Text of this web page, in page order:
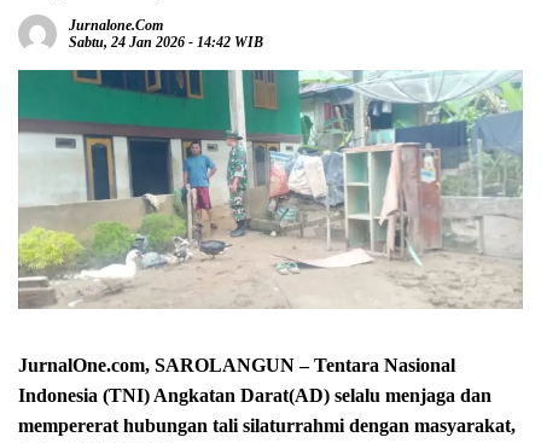
Jurnalone.com
Sabtu, 24 Jan 2026 - 14:42 WIB
JurnalOne.com, SAROLANGUN – Tentara Nasional
Indonesia (TNI) Angkatan Darat(AD) selalu menjaga dan
mempererat hubungan tali silaturrahmi dengan masyarakat,